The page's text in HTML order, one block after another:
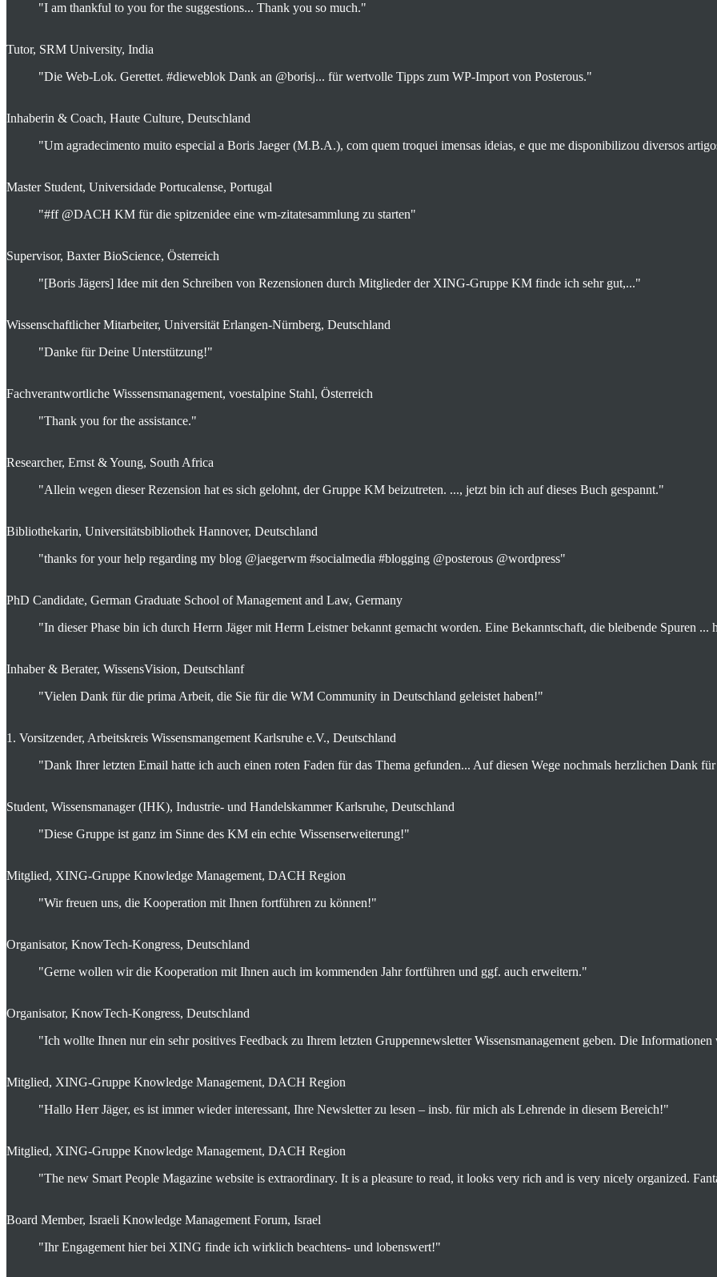
"I am thankful to you for the suggestions... Thank you so much."
Tutor, SRM University, India
"Die Web-Lok. Gerettet. #dieweblok Dank an @borisj... für wertvolle Tipps zum WP-Import von Posterous."
Inhaberin & Coach, Haute Culture, Deutschland
"Um agradecimento muito especial a Boris Jaeger (M.B.A.), com quem troquei imensas ideias, e que me disponibilizou diversos
Master Student, Universidade Portucalense, Portugal
"#ff @DACH KM für die spitzenidee eine wm-zitatesammlung zu starten"
Supervisor, Baxter BioScience, Österreich
"[Boris Jägers] Idee mit den Schreiben von Rezensionen durch Mitglieder der XING-Gruppe KM finde ich sehr gut,..."
Wissenschaftlicher Mitarbeiter, Universität Erlangen-Nürnberg, Deutschland
"Danke für Deine Unterstützung!"
Fachverantwortliche Wisssensmanagement, voestalpine Stahl, Österreich
"Thank you for the assistance."
Researcher, Ernst & Young, South Africa
"Allein wegen dieser Rezension hat es sich gelohnt, der Gruppe KM beizutreten. ..., jetzt bin ich auf dieses Buch gespannt."
Bibliothekarin, Universitätsbibliothek Hannover, Deutschland
"thanks for your help regarding my blog @jaegerwm #socialmedia #blogging @posterous @wordpress"
PhD Candidate, German Graduate School of Management and Law, Germany
"In dieser Phase bin ich durch Herrn Jäger mit Herrn Leistner bekannt gemacht worden. Eine Bekanntschaft, die bleibende Spuren ...
Inhaber & Berater, WissensVision, Deutschlanf
"Vielen Dank für die prima Arbeit, die Sie für die WM Community in Deutschland geleistet haben!"
1. Vorsitzender, Arbeitskreis Wissensmangement Karlsruhe e.V., Deutschland
"Dank Ihrer letzten Email hatte ich auch einen roten Faden für das Thema gefunden... Auf diesen Wege nochmals herzlichen Dank
Student, Wissensmanager (IHK), Industrie- und Handelskammer Karlsruhe, Deutschland
"Diese Gruppe ist ganz im Sinne des KM ein echte Wissenserweiterung!"
Mitglied, XING-Gruppe Knowledge Management, DACH Region
"Wir freuen uns, die Kooperation mit Ihnen fortführen zu können!"
Organisator, KnowTech-Kongress, Deutschland
"Gerne wollen wir die Kooperation mit Ihnen auch im kommenden Jahr fortführen und ggf. auch erweitern."
Organisator, KnowTech-Kongress, Deutschland
"Ich wollte Ihnen nur ein sehr positives Feedback zu Ihrem letzten Gruppennewsletter Wissensmanagement geben. Die
Mitglied, XING-Gruppe Knowledge Management, DACH Region
"Hallo Herr Jäger, es ist immer wieder interessant, Ihre Newsletter zu lesen – insb. für mich als Lehrende in diesem Bereich!"
Mitglied, XING-Gruppe Knowledge Management, DACH Region
"The new Smart People Magazine website is extraordinary. It is a pleasure to read, it looks very rich and is very nicely organized.
Board Member, Israeli Knowledge Management Forum, Israel
"Ihr Engagement hier bei XING finde ich wirklich beachtens- und lobenswert!"